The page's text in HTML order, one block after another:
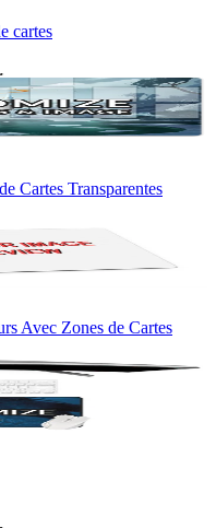
cartes
Cartes Transparentes
Avec Zones de Cartes